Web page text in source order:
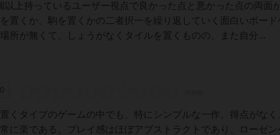
以上持っているユーザー視点で良かった点と悪かった点の両面
置くか、駒を置くかの二者択一を繰り返していく面白いボー
所が無くて、しょうがなくタイルを置くものの、また自分...
0
くタイプのゲームの中でも、特にシンプルな一作。得点がなく
に楽である。プレイ感はほぼアブストラクトであり、ローゼ